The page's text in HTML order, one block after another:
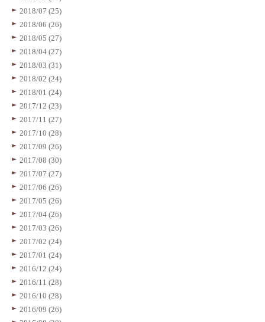
2018/07 (25)
2018/06 (26)
2018/05 (27)
2018/04 (27)
2018/03 (31)
2018/02 (24)
2018/01 (24)
2017/12 (23)
2017/11 (27)
2017/10 (28)
2017/09 (26)
2017/08 (30)
2017/07 (27)
2017/06 (26)
2017/05 (26)
2017/04 (26)
2017/03 (26)
2017/02 (24)
2017/01 (24)
2016/12 (24)
2016/11 (28)
2016/10 (28)
2016/09 (26)